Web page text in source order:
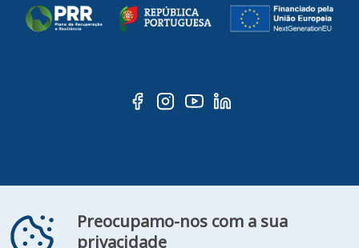
Contacte-
nos
FAQ's
Declaração de
Preocupamo-nos com a sua
privacidade